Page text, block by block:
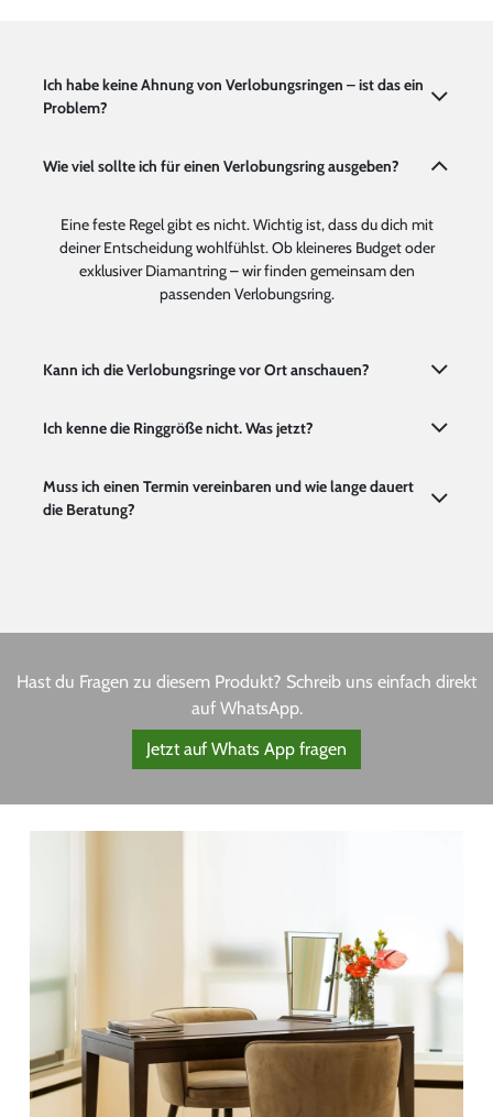
Ich habe keine Ahnung von Verlobungsringen – ist das ein
Problem?
Wie viel sollte ich für einen Verlobungsring ausgeben?
Eine feste Regel gibt es nicht. Wichtig ist, dass du dich mit
deiner Entscheidung wohlfühlst. Ob kleineres Budget oder
exklusiver Diamantring – wir finden gemeinsam den
passenden Verlobungsring.
Kann ich die Verlobungsringe vor Ort anschauen?
Ich kenne die Ringgröße nicht. Was jetzt?
Muss ich einen Termin vereinbaren und wie lange dauert
die Beratung?
Hast du Fragen zu diesem Produkt? Schreib uns einfach direkt
auf WhatsApp.
Jetzt auf Whats App fragen